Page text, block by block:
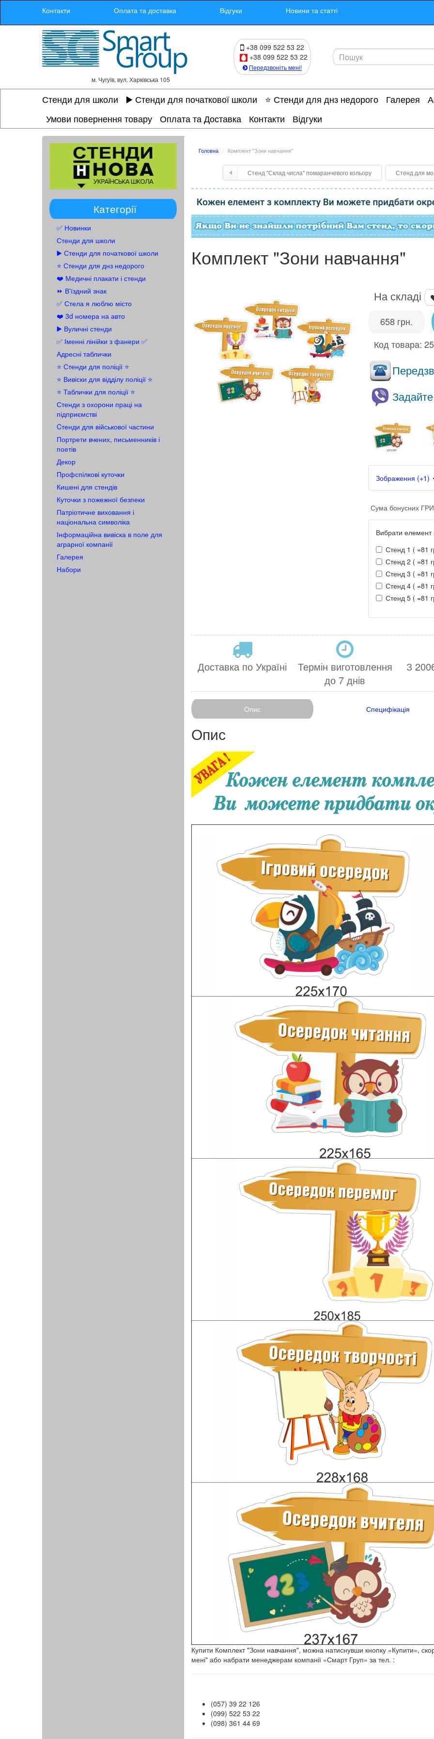
Контакти Оплата та доставка Відгуки Новини та статті
м. Чугуїв, вул. Харківська 105
+38 099 522 53 22
+38 099 522 53 22
Передзвоніть мені!
Стенди для школи ▶️ Стенди для початкової школи ⭐ Стенди для днз недорого Галерея
Умови повернення товару
Оплата та Доставка Контакти Відгуки
Категорії
✅ Новинки
Стенди для школи
▶️ Стенди для початкової школи
⭐ Стенди для днз недорого
❤️ Медичні плакати і стенди
⏩ В'їздний знак
✅ Стела я люблю місто
❤️ 3d номера на авто
▶️ Вуличні стенди
✅ Іменні лінійки з фанери ✅
Адресні таблички
⭐ Стенди для поліції ⭐
⭐️ Вивіски для відділу поліції ⭐️
⭐️ Таблички для поліції ⭐️
Стенди з охорони праці на
підприємстві
Cтенди для військової частини
Портрети вчених, письменників і
поетів
Декор
Профспілкові куточки
Кишені для стендів
Куточки з пожежної безпеки
Патріотичне виховання і
національна символіка
Інформаційна вивіска в поле для
аграрної компанії
Галерея
Набори
Головна Комплект "Зони навчання"
Стенд "Склад числа" помаранчевого кольору Стенд для
Комплект "Зони навчання"
На складі
658 грн.
Код товара:
Зображення (+1)
Сума бонусних
Вибрати елемент
Стенд 1 ( =81
Стенд 2 ( =81
Стенд 3 ( =81
Стенд 4 ( =81
Стенд 5 ( =81
Доставка по Україні
Термін виготовлення
до 7 днів
З
Опис Специфікація
Опис
Купити Комплект "Зони навчання", можна натиснувши кнопку «Купити»,
мені" або набрати менеджерам компанії «Смарт Груп» за тел. :
(057) 39 22 126
(099) 522 53 22
(098) 361 44 69